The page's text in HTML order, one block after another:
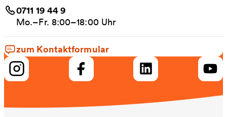
0711 19 44 9
Mo.–Fr. 8:00–18:00 Uhr
zum Kontaktformular